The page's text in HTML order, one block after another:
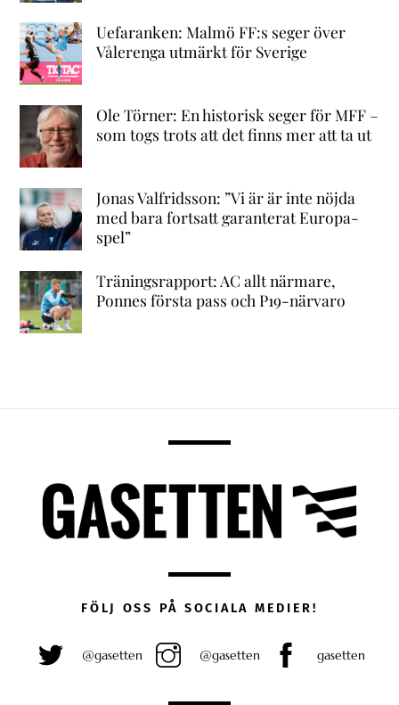
Uefaranken: Malmö FF:s seger över
Vålerenga utmärkt för Sverige
Ole Törner: En historisk seger för MFF –
som togs trots att det finns mer att ta ut
Jonas Valfridsson: ”Vi är är inte nöjda
med bara fortsatt garanterat Europa-
spel”
Träningsrapport: AC allt närmare,
Ponnes första pass och P19-närvaro
FÖLJ OSS PÅ SOCIALA MEDIER!
@gasetten @gasetten gasetten